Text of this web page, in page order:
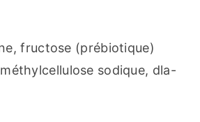
fructose (prébiotique)
sodique, dla-